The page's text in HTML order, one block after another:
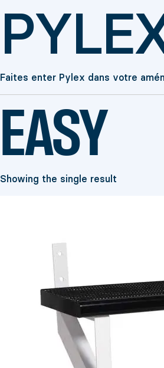
Faites enter Pylex dans votre
EASY
Showing the single result